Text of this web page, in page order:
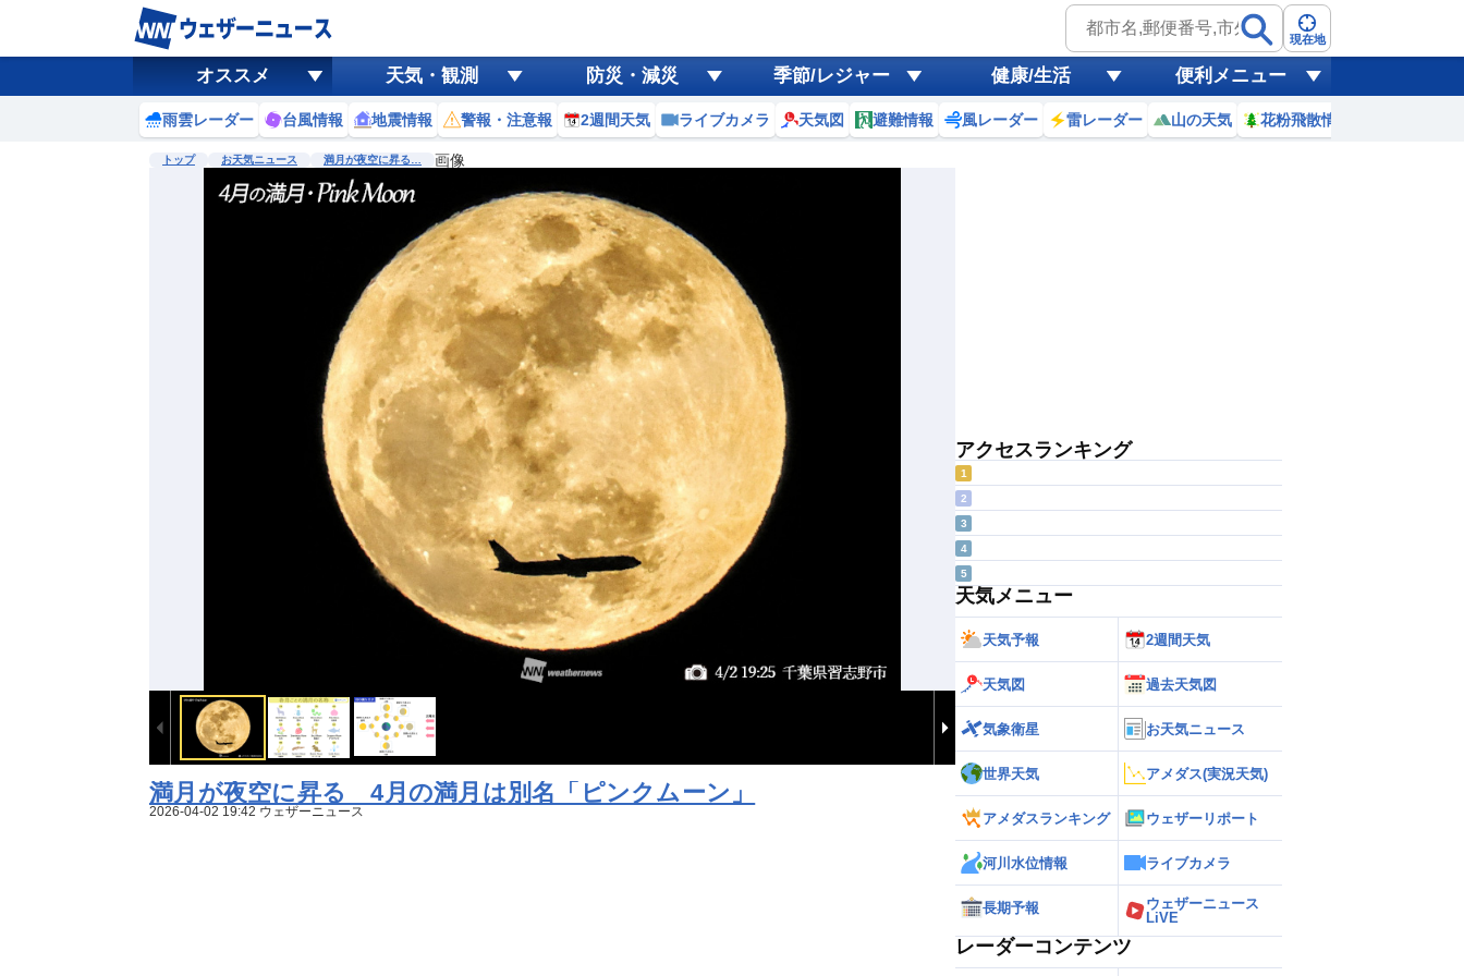
現在地
オススメ 天気・観測 防災・減災 季節/レジャー 健康/生活 便利メニュー
雨雲レーダー 台風情報 地震情報 警報・注意報 2週間天気 ライブカメラ 天気図 避難情報 風レーダー 雷レーダー 山の天気 花粉飛散情報
トップ お天気ニュース 満月が夜空に昇る… 画像
満月が夜空に昇る 4月の満月は別名「ピンクムーン」
2026-04-02 19:42 ウェザーニュース
アクセスランキング
1
2
3
4
5
天気メニュー
天気予報 2週間天気
天気図 過去天気図
気象衛星 お天気ニュース
世界天気 アメダス(実況天気)
アメダスランキング ウェザーリポート
河川水位情報 ライブカメラ
長期予報
ウェザーニュース
LiVE
レーダーコンテンツ